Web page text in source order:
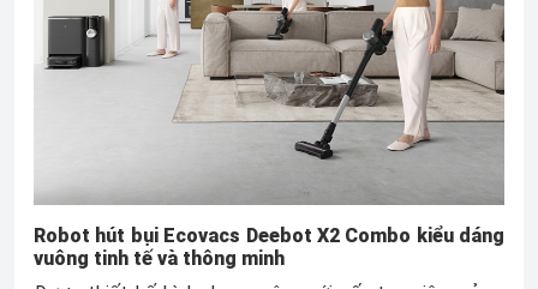
Robot hút bụi Ecovacs Deebot X2 Combo kiểu dáng
vuông tinh tế và thông minh